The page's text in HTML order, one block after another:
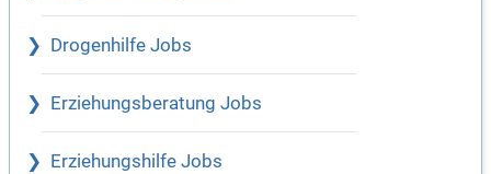
Drogenhilfe Jobs
Erziehungsberatung Jobs
Erziehungshilfe Jobs